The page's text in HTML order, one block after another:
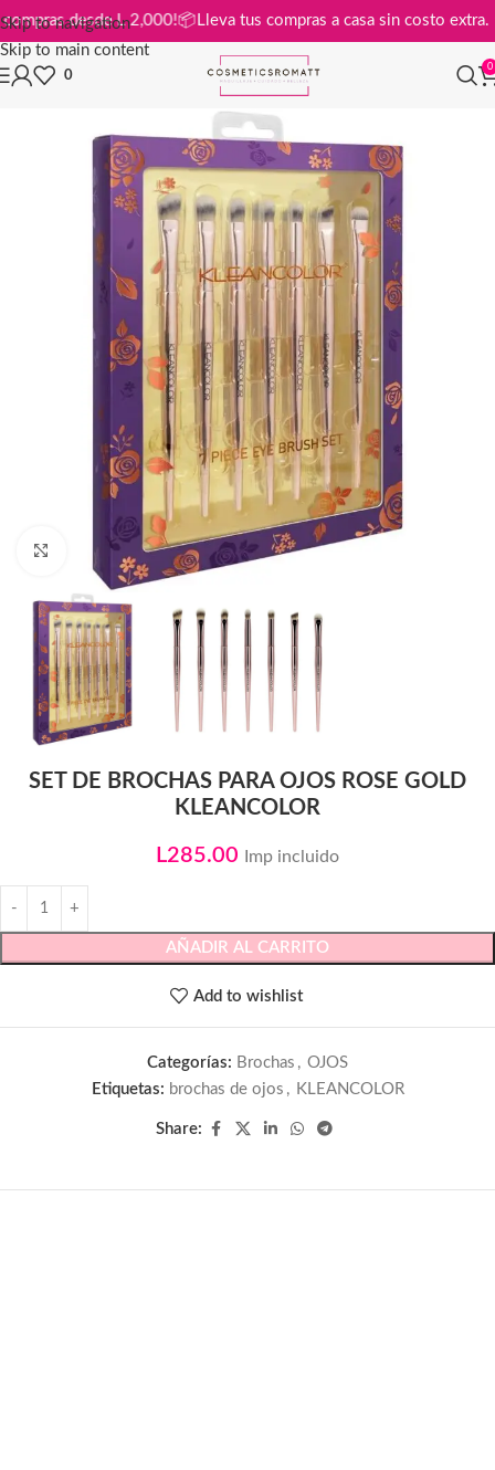
Skip to navigation
Skip to main content
compras desde L 2,000!📦Lleva tus compras a casa sin costo
0
0
Click to enlarge
SET DE BROCHAS PARA OJOS ROSE GOLD
KLEANCOLOR
L285.00 Imp incluido
AÑADIR AL CARRITO
Add to wishlist
Categorías: Brochas , OJOS
Etiquetas: brochas de ojos , KLEANCOLOR
Share: